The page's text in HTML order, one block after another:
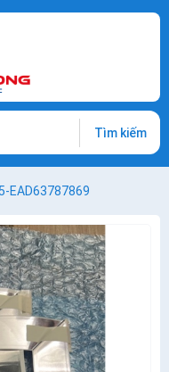
Tìm kiếm
EAD63787869